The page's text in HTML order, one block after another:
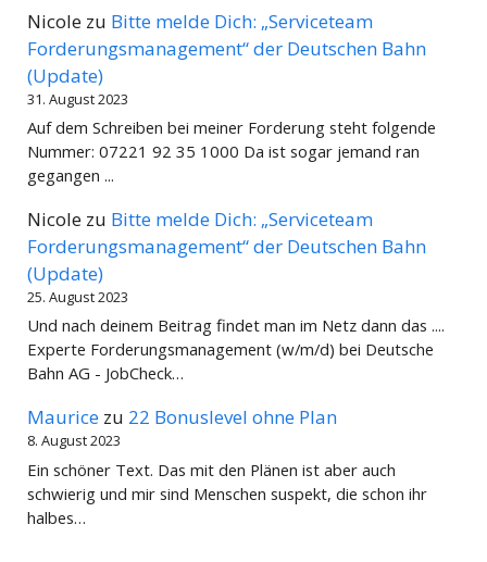
Nicole zu Bitte melde Dich: „Serviceteam
Forderungsmanagement“ der Deutschen Bahn
(Update)
31. August 2023
Auf dem Schreiben bei meiner Forderung steht folgende
Nummer: 07221 92 35 1000 Da ist sogar jemand ran
gegangen ...
Nicole zu Bitte melde Dich: „Serviceteam
Forderungsmanagement“ der Deutschen Bahn
(Update)
25. August 2023
Und nach deinem Beitrag findet man im Netz dann das ....
Experte Forderungsmanagement (w/m/d) bei Deutsche
Bahn AG - JobCheck…
Maurice zu 22 Bonuslevel ohne Plan
8. August 2023
Ein schöner Text. Das mit den Plänen ist aber auch
schwierig und mir sind Menschen suspekt, die schon ihr
halbes…